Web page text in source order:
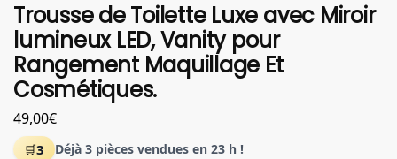
Trousse de Toilette Luxe avec Miroir
lumineux LED, Vanity pour
Rangement Maquillage Et
Cosmétiques.
49,00€
3 Déjà 3 pièces vendues en 23 h !